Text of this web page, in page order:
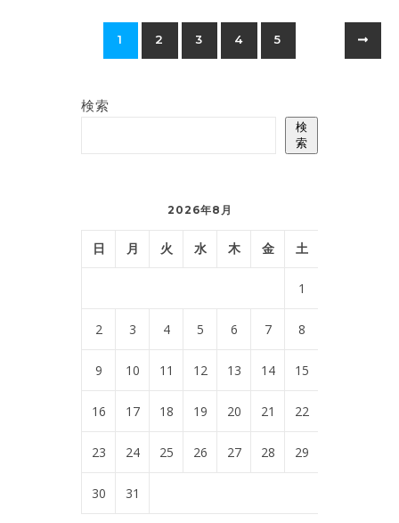
1 2 3 4 5
検索
検
索
2026年8月
日 月 火 水 木 金 土
1
2 3 4 5 6 7 8
9 10 11 12 13 14 15
16 17 18 19 20 21 22
23 24 25 26 27 28 29
30 31